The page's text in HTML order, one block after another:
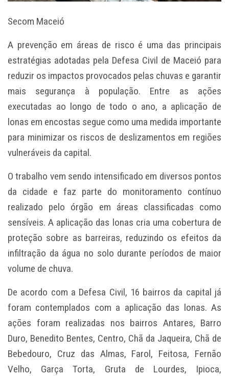
Secom Maceió
A prevenção em áreas de risco é uma das principais
estratégias adotadas pela Defesa Civil de Maceió para
reduzir os impactos provocados pelas chuvas e garantir
mais segurança à população. Entre as ações
executadas ao longo de todo o ano, a aplicação de
lonas em encostas segue como uma medida importante
para minimizar os riscos de deslizamentos em regiões
vulneráveis da capital.
O trabalho vem sendo intensificado em diversos pontos
da cidade e faz parte do monitoramento contínuo
realizado pelo órgão em áreas classificadas como
sensíveis. A aplicação das lonas cria uma cobertura de
proteção sobre as barreiras, reduzindo os efeitos da
infiltração da água no solo durante períodos de maior
volume de chuva.
De acordo com a Defesa Civil, 16 bairros da capital já
foram contemplados com a aplicação das lonas. As
ações foram realizadas nos bairros Antares, Barro
Duro, Benedito Bentes, Centro, Chã da Jaqueira, Chã de
Bebedouro, Cruz das Almas, Farol, Feitosa, Fernão
Velho, Garça Torta, Gruta de Lourdes, Ipioca,